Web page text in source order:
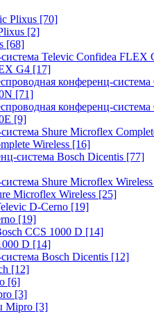
Plixus [70]
[2]
[68]
Televic Confidea FLEX
G4 [17]
конференц-система
[71]
конференц-система
[9]
Shure Microflex
Wireless [16]
система Bosch Dicentis [77]
Shure Microflex Wireless
Microflex Wireless [25]
D-Cerno [19]
[19]
CCS 1000 D [14]
D [14]
Bosch Dicentis [12]
[12]
[6]
[3]
Mipro [3]